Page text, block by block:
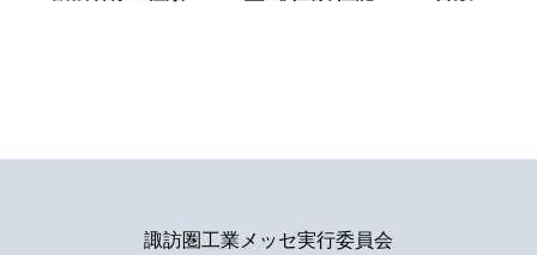
諏訪圏工業メッセ実行委員会